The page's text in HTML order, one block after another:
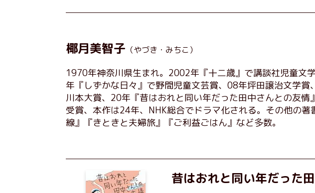
椰月美智子 （やづき・みちこ）
1970年神奈川県生まれ。2002年『十二歳』で講談社児童文
年『しずかな日々』で野間児童文芸賞、08年坪田譲治文学
川本大賞、20年『昔はおれと同い年だった田中さんとの友情
受賞、本作は24年、NHK総合でドラマ化される。その他の
線』『きときと夫婦旅』『ご利益ごはん』など多数。
昔はおれと同い年だった